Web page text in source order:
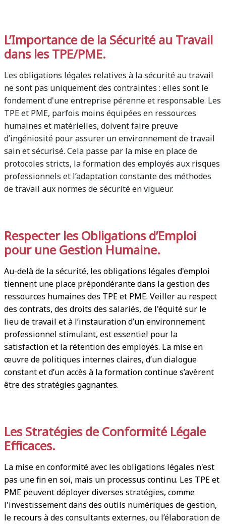
L’Importance de la Sécurité au Travail
dans les TPE/PME.
Les obligations légales relatives à la sécurité au travail
ne sont pas uniquement des contraintes : elles sont le
fondement d'une entreprise pérenne et responsable. Les
TPE et PME, parfois moins équipées en ressources
humaines et matérielles, doivent faire preuve
d’ingéniosité pour assurer un environnement de travail
sain et sécurisé. Cela passe par la mise en place de
protocoles stricts, la formation des employés aux risques
professionnels et l’adaptation constante des méthodes
de travail aux normes de sécurité en vigueur.
Respecter les Obligations d’Emploi
pour une Gestion Humaine.
Au-delà de la sécurité, les obligations légales d'emploi
tiennent une place prépondérante dans la gestion des
ressources humaines des TPE et PME. Veiller au respect
des contrats, des droits des salariés, de l'équité sur le
lieu de travail et à l’instauration d’un environnement
professionnel stimulant, est essentiel pour la
satisfaction et la rétention des employés. La mise en
œuvre de politiques internes claires, d’un dialogue
constant et d’un accès à la formation continue s’avèrent
être des stratégies gagnantes.
Les Stratégies de Conformité Légale
Efficaces.
La mise en conformité avec les obligations légales n'est
pas une fin en soi, mais un processus continu. Les TPE et
PME peuvent déployer diverses stratégies, comme
l'investissement dans des outils numériques de gestion,
le recours à des consultants externes, ou l’élaboration de